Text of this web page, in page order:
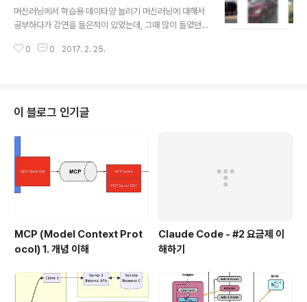
머신러닝에서 학습용 데이타양 늘리기 머신러닝에 대해서
공부하다가 강연을 들은적이 있었는데, 그때 많이 들었던
는 원본 데이타의 양이 한정되어 있으니, 현재의 데이타를
나와 있어서 잠깐 메모 해놓는다https://www.tensorflo
w.org/tutorials/deep_cnn 여기서 소개된 방법은이미
지의 좌/우를 바꾼다거나, 이미지의 밝기나 선명도를 바꾸
0 0 2017. 2. 25.
이 블로그 인기글
MCP (Model Context Prot
ocol) 1. 개념 이해
Claude Code - #2 요금제 이
해하기